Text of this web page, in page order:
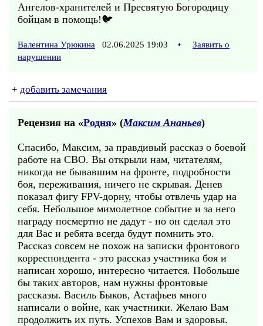
Ангелов-хранителей и Пресвятую Богородицу
бойцам в помощь!🐦
Валентина Урюкина 02.06.2025 19:03 •
Заявить о
нарушении
+ добавить замечания
Рецензия на «Родня» (Максим Ананьев)
Спасибо, Максим, за правдивый рассказ о боевой
работе на СВО. Вы открыли нам, читателям,
никогда не бывавшим на фронте, подробности
боя, переживания, ничего не скрывая. Денев
показал фигу FPV-дорну, чтобы отвлечь удар на
себя. Небольшое мимолетное событие и за него
награду посмертно не дадут - но он сделал это
для Вас и ребята всегда будут помнить это.
Рассказ совсем не похож на записки фронтового
корреспондента - это рассказ участника боя и
написан хорошо, интересно читается. Побольше
бы таких авторов, нам нужны фронтовые
рассказы. Василь Быков, Астафьев много
написали о войне, как участники. Желаю Вам
продолжить их путь. Успехов Вам и здоровья.